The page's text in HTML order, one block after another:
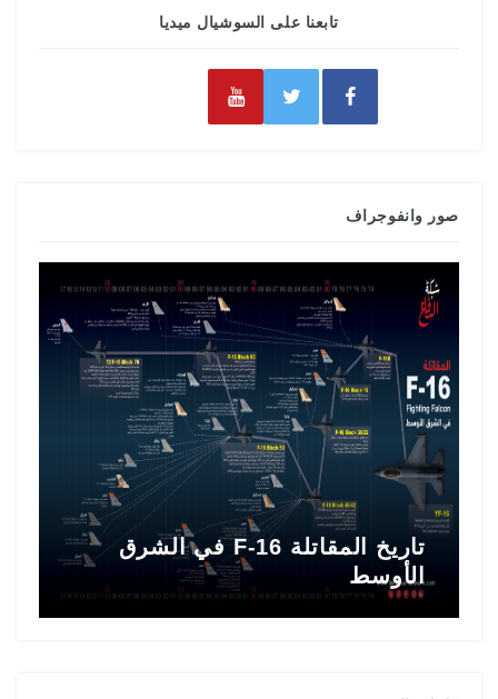
تابعنا على السوشيال ميديا
صور وانفوجراف
تاريخ المقاتلة F-16 في الشرق
الأوسط